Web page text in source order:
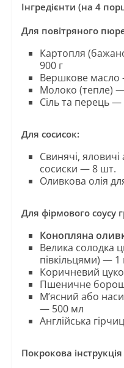
Інгредієнти (на 4
Для повітряного
Картопля
900 г
Вершкове масло
Молоко (тепле)
Сіль та перець
Для сосисок:
Свинячі, яловичі
сосиски — 8 шт.
Оливкова олія
Для фірмового соусу
Конопляна
Велика солодка
півкільцями) — 1
Коричневий
Пшеничне
М’ясний або
— 500 мл
Англійська
Покрокова